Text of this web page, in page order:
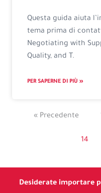
Questa guida aiuta
tema prima di
Negotiating with
Quality, and T.
PER SAPERNE DI PIÙ »
« Precedente
14
Desiderate importare